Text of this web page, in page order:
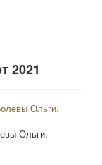
2021
Ольги.